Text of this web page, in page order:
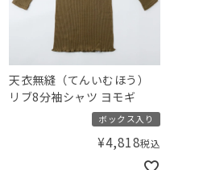
天衣無縫（てんいむほう）
リブ8分袖シャツ ヨモギ
ボックス入り
¥4,818税込